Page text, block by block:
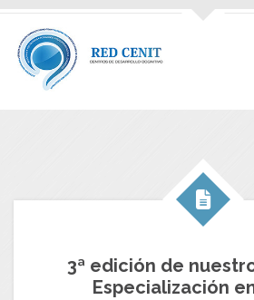
3ª edición de
Especialización